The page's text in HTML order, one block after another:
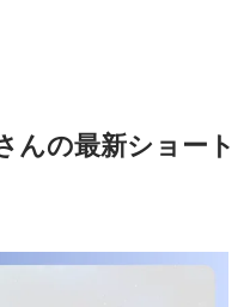
んの最新ショート